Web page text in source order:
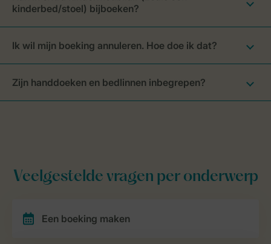
kinderbed/stoel) bijboeken?
Ik wil mijn boeking annuleren. Hoe doe ik dat?
Zijn handdoeken en bedlinnen inbegrepen?